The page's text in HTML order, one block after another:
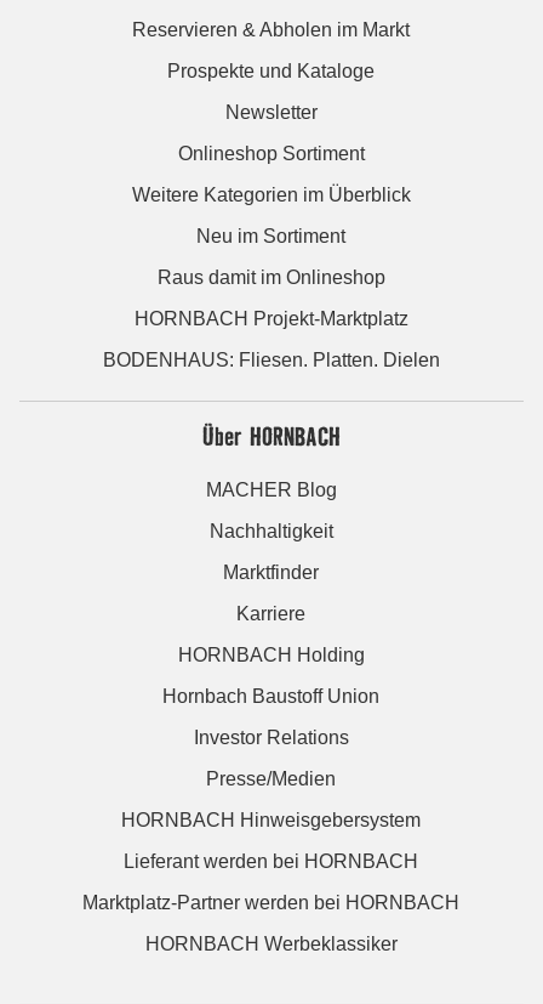
Reservieren & Abholen im Markt
Prospekte und Kataloge
Newsletter
Onlineshop Sortiment
Weitere Kategorien im Überblick
Neu im Sortiment
Raus damit im Onlineshop
HORNBACH Projekt-Marktplatz
BODENHAUS: Fliesen. Platten. Dielen
Über HORNBACH
MACHER Blog
Nachhaltigkeit
Marktfinder
Karriere
HORNBACH Holding
Hornbach Baustoff Union
Investor Relations
Presse/Medien
HORNBACH Hinweisgebersystem
Lieferant werden bei HORNBACH
Marktplatz-Partner werden bei HORNBACH
HORNBACH Werbeklassiker